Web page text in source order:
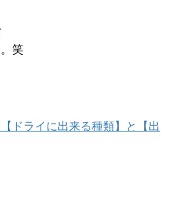
笑
ドライに出来る種類】と【出